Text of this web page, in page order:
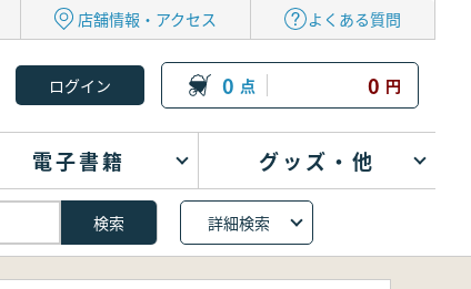
店舗情報・アクセス よくある質問
0 点 0 円
電子書籍 グッズ・他
詳細検索